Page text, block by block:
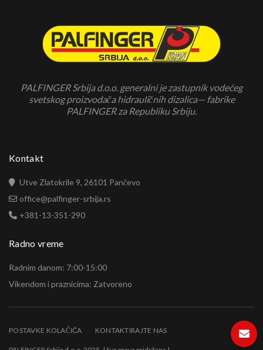
PALFINGER Srbija d.o.o. generalni je zastupnik vodećeg
svetskog proizvodača hidrauličnih dizalica— fabrike
PALFINGER za Republiku Srbiju.
Kontakt
Utve Zlatokrile 9, 26101 Pančevo
office@palfinger-srbija.rs
+381-13-351-290
Radno vreme
Radnim danom: 7:00-15:00
Vikendom i praznicima: Zatvoreno
POSTAVKE KOLAČIĆA KONTAKTIRAJTE NAS